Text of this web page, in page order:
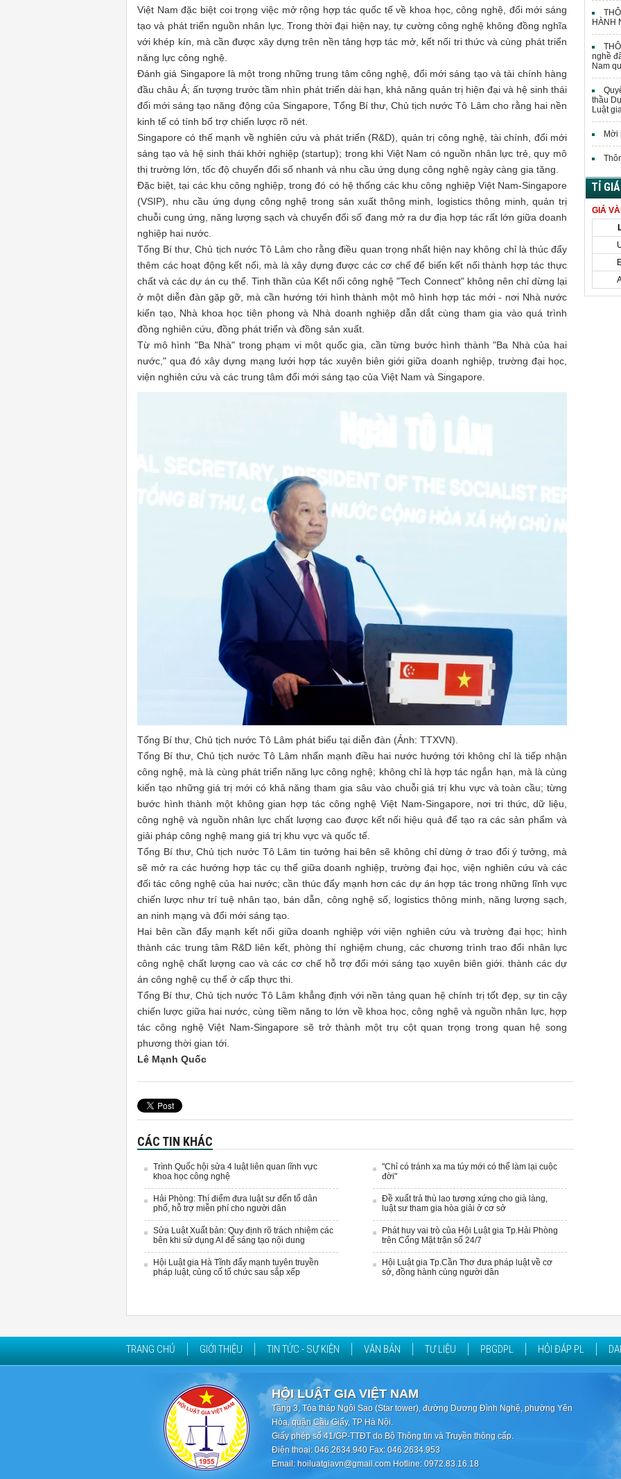
Việt Nam đặc biệt coi trọng việc mở rộng hợp tác quốc tế về khoa học, công nghệ, đổi mới sáng
tạo và phát triển nguồn nhân lực. Trong thời đại hiện nay, tự cường công nghệ không đồng nghĩa
với khép kín, mà cần được xây dựng trên nền tảng hợp tác mở, kết nối tri thức và cùng phát triển
năng lực công nghệ.
Đánh giá Singapore là một trong những trung tâm công nghệ, đổi mới sáng tạo và tài chính hàng
đầu châu Á; ấn tượng trước tầm nhìn phát triển dài hạn, khả năng quản trị hiện đại và hệ sinh thái
đổi mới sáng tạo năng động của Singapore, Tổng Bí thư, Chủ tịch nước Tô Lâm cho rằng hai nền
kinh tế có tính bổ trợ chiến lược rõ nét.
Singapore có thế mạnh về nghiên cứu và phát triển (R&D), quản trị công nghệ, tài chính, đổi mới
sáng tạo và hệ sinh thái khởi nghiệp (startup); trong khi Việt Nam có nguồn nhân lực trẻ, quy mô
thị trường lớn, tốc độ chuyển đổi số nhanh và nhu cầu ứng dụng công nghệ ngày càng gia tăng.
Đặc biệt, tại các khu công nghiệp, trong đó có hệ thống các khu công nghiệp Việt Nam-Singapore
(VSIP), nhu cầu ứng dụng công nghệ trong sản xuất thông minh, logistics thông minh, quản trị
chuỗi cung ứng, năng lượng sạch và chuyển đổi số đang mở ra dư địa hợp tác rất lớn giữa doanh
nghiệp hai nước.
Tổng Bí thư, Chủ tịch nước Tô Lâm cho rằng điều quan trọng nhất hiện nay không chỉ là thúc đẩy
thêm các hoạt động kết nối, mà là xây dựng được các cơ chế để biến kết nối thành hợp tác thực
chất và các dự án cụ thể. Tinh thần của Kết nối công nghệ "Tech Connect" không nên chỉ dừng lại
ở một diễn đàn gặp gỡ, mà cần hướng tới hình thành một mô hình hợp tác mới - nơi Nhà nước
kiến tạo, Nhà khoa học tiên phong và Nhà doanh nghiệp dẫn dắt cùng tham gia vào quá trình
đồng nghiên cứu, đồng phát triển và đồng sản xuất.
Từ mô hình "Ba Nhà" trong phạm vi một quốc gia, cần từng bước hình thành "Ba Nhà của hai
nước," qua đó xây dựng mạng lưới hợp tác xuyên biên giới giữa doanh nghiệp, trường đại học,
viện nghiên cứu và các trung tâm đổi mới sáng tạo của Việt Nam và Singapore.
Tổng Bí thư, Chủ tịch nước Tô Lâm phát biểu tại diễn đàn (Ảnh: TTXVN).
Tổng Bí thư, Chủ tịch nước Tô Lâm nhấn mạnh điều hai nước hướng tới không chỉ là tiếp nhận
công nghệ, mà là cùng phát triển năng lực công nghệ; không chỉ là hợp tác ngắn hạn, mà là cùng
kiến tạo những giá trị mới có khả năng tham gia sâu vào chuỗi giá trị khu vực và toàn cầu; từng
bước hình thành một không gian hợp tác công nghệ Việt Nam-Singapore, nơi tri thức, dữ liệu,
công nghệ và nguồn nhân lực chất lượng cao được kết nối hiệu quả để tạo ra các sản phẩm và
giải pháp công nghệ mang giá trị khu vực và quốc tế.
Tổng Bí thư, Chủ tịch nước Tô Lâm tin tưởng hai bên sẽ không chỉ dừng ở trao đổi ý tưởng, mà
sẽ mở ra các hướng hợp tác cụ thể giữa doanh nghiệp, trường đại học, viện nghiên cứu và các
đối tác công nghệ của hai nước; cần thúc đẩy mạnh hơn các dự án hợp tác trong những lĩnh vực
chiến lược như trí tuệ nhân tạo, bán dẫn, công nghệ số, logistics thông minh, năng lượng sạch,
an ninh mạng và đổi mới sáng tạo.
Hai bên cần đẩy mạnh kết nối giữa doanh nghiệp với viện nghiên cứu và trường đại học; hình
thành các trung tâm R&D liên kết, phòng thí nghiệm chung, các chương trình trao đổi nhân lực
công nghệ chất lượng cao và các cơ chế hỗ trợ đổi mới sáng tạo xuyên biên giới. thành các dự
án công nghệ cụ thể ở cấp thực thi.
Tổng Bí thư, Chủ tịch nước Tô Lâm khẳng định với nền tảng quan hệ chính trị tốt đẹp, sự tin cậy
chiến lược giữa hai nước, cùng tiềm năng to lớn về khoa học, công nghệ và nguồn nhân lực, hợp
tác công nghệ Việt Nam-Singapore sẽ trở thành một trụ cột quan trọng trong quan hệ song
phương thời gian tới.
Lê Mạnh Quốc
CÁC TIN KHÁC
Trình Quốc hội sửa 4 luật liên quan lĩnh vực
khoa học công nghệ
Hải Phòng: Thí điểm đưa luật sư đến tổ dân
phố, hỗ trợ miễn phí cho người dân
Sửa Luật Xuất bản: Quy định rõ trách nhiệm các
bên khi sử dụng AI để sáng tạo nội dung
Hội Luật gia Hà Tĩnh đẩy mạnh tuyên truyền
pháp luật, củng cố tổ chức sau sắp xếp
"Chỉ có tránh xa ma túy mới có thể làm lại cuộc
đời"
Đề xuất trả thù lao tương xứng cho già làng,
luật sư tham gia hòa giải ở cơ sở
Phát huy vai trò của Hội Luật gia Tp.Hải Phòng
trên Cổng Mặt trận số 24/7
Hội Luật gia Tp.Cần Thơ đưa pháp luật về cơ
sở, đồng hành cùng người dân
HÀNH
nghề
Nam
thầu
Luật
Mời
TỈ
GIÁ
TRANG CHỦ GIỚI THIỆU TIN TỨC - SỰ KIỆN VĂN BẢN TƯ LIỆU PBGDPL HỎI ĐÁP PL
HỘI LUẬT GIA VIỆT NAM
Tầng 3, Tòa tháp Ngôi Sao (Star tower), đường Dương Đình Nghệ, phường Yên
Hòa, quận Cầu Giấy, TP Hà Nội.
Giấy phép số 41/GP-TTĐT do Bộ Thông tin và Truyền thông cấp.
Điện thoại: 046.2634.940 Fax: 046.2634.953
Email: hoiluatgiavn@gmail.com Hotline: 0972.83.16.18